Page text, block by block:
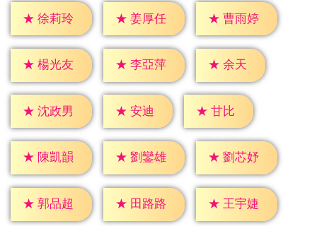
★ 徐莉玲 ★ 姜厚任 ★ 曹雨婷
★ 楊光友 ★ 李亞萍 ★ 余天
★ 沈政男 ★ 安迪 ★ 甘比
★ 陳凱韻 ★ 劉鑾雄 ★ 劉芯妤
★ 郭品超 ★ 田路路 ★ 王宇婕